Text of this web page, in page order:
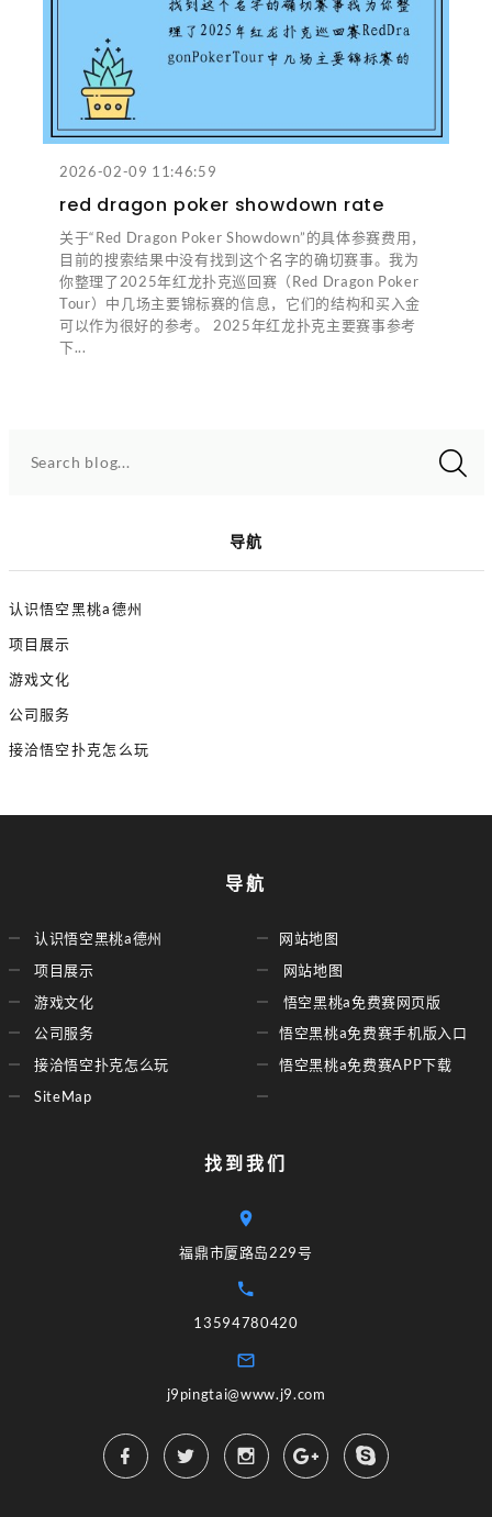
2026-02-09 11:46:59
red dragon poker showdown rate
关于“Red Dragon Poker Showdown”的具体参赛费用，
目前的搜索结果中没有找到这个名字的确切赛事。我为
你整理了2025年红龙扑克巡回赛（Red Dragon Poker
Tour）中几场主要锦标赛的信息，它们的结构和买入金
可以作为很好的参考。 2025年红龙扑克主要赛事参考
下...
Search blog...
导航
认识悟空黑桃a德州
项目展示
游戏文化
公司服务
接洽悟空扑克怎么玩
导航
认识悟空黑桃a德州
项目展示
游戏文化
公司服务
接洽悟空扑克怎么玩
SiteMap
网站地图
网站地图
悟空黑桃a免费赛网页版
悟空黑桃a免费赛手机版入口
悟空黑桃a免费赛APP下载
找到我们
福鼎市厦路岛229号
13594780420
j9pingtai@www.j9.com